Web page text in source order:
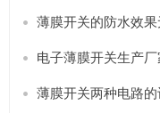
薄膜开关的防水效
电子薄膜开关生产
薄膜开关两种电路